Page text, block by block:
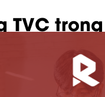
TVC